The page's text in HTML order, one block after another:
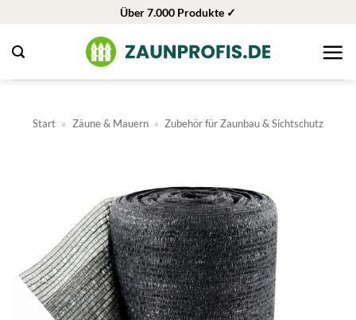
springen
Über 7.000 Produkte ✓
Start » Zäune & Mauern » Zubehör für Zaunbau & Sichtschutz